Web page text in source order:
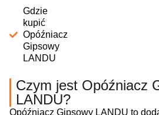
Gdzie
kupić
Opóźniacz
Gipsowy
LANDU
Czym jest Opóźniacz
LANDU?
Opóźniacz Gipsowy LANDU to